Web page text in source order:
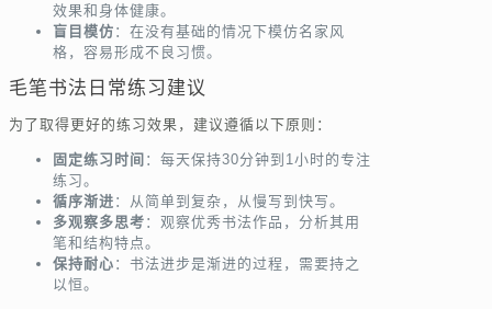
效果和身体健康。
盲目模仿 ：在没有基础的情况下模仿名家风
格，容易形成不良习惯。
毛笔书法日常练习建议
为了取得更好的练习效果，建议遵循以下原则：
固定练习时间 ：每天保持30分钟到1小时的专注
练习。
循序渐进 ：从简单到复杂，从慢写到快写。
多观察多思考 ：观察优秀书法作品，分析其用
笔和结构特点。
保持耐心 ：书法进步是渐进的过程，需要持之
以恒。